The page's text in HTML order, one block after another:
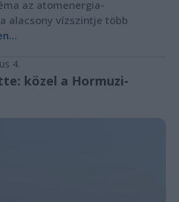
az atomenergia-
alacsony vízszintje több
4.
közel a Hormuzi-